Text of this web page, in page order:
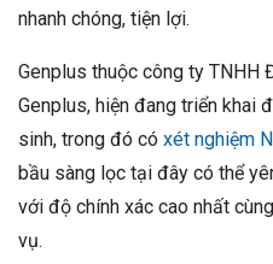
nhanh chóng, tiện lợi.
Genplus thuộc công ty TNHH
Genplus, hiện đang triển khai
sinh, trong đó có xét nghiệm
bầu sàng lọc tại đây có thể
với độ chính xác cao nhất
vụ.